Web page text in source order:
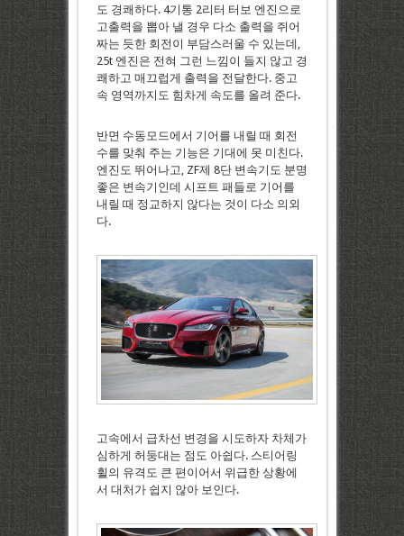
도 경쾌하다. 4기통 2리터 터보 엔진으로
고출력을 뽑아 낼 경우 다소 출력을 쥐어
짜는 듯한 회전이 부담스러울 수 있는데,
25t 엔진은 전혀 그런 느낌이 들지 않고 경
쾌하고 매끄럽게 출력을 전달한다. 중고
속 영역까지도 힘차게 속도를 올려 준다.
반면 수동모드에서 기어를 내릴 때 회전
수를 맞춰 주는 기능은 기대에 못 미친다.
엔진도 뛰어나고, ZF제 8단 변속기도 분명
좋은 변속기인데 시프트 패들로 기어를
내릴 때 정교하지 않다는 것이 다소 의외
다.
고속에서 급차선 변경을 시도하자 차체가
심하게 허둥대는 점도 아쉽다. 스티어링
휠의 유격도 큰 편이어서 위급한 상황에
서 대처가 쉽지 않아 보인다.